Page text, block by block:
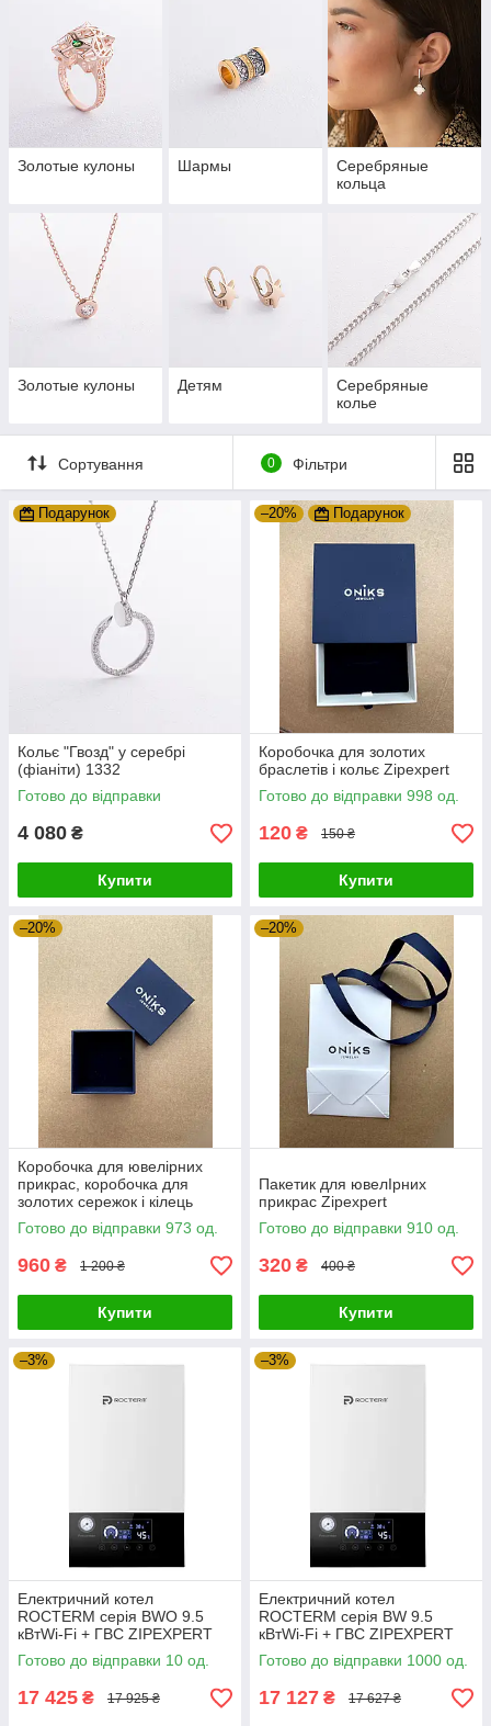
Золотые кулоны Шармы
Серебряные
кольца
Золотые кулоны Детям
Серебряные
колье
Сортування 0 Фільтри
Подарунок
Кольє "Гвозд" у серебрі
(фіаніти) 1332
Готово до відправки
4 080 ₴
Купити
–20% Подарунок
Коробочка для золотих
браслетів і кольє Zipexpert
Готово до відправки 998 од.
120 ₴ 150 ₴
Купити
–20%
Коробочка для ювелірних
прикрас, коробочка для
золотих сережок і кілець
Zipexpert
Готово до відправки 973 од.
960 ₴ 1 200 ₴
Купити
–20%
Пакетик для ювелIрних
прикрас Zipexpert
Готово до відправки 910 од.
320 ₴ 400 ₴
Купити
–3%
Електричний котел
ROCTERM серія BWO 9.5
кВтWi-Fi + ГВС ZIPEXPERT
Готово до відправки 10 од.
17 425 ₴ 17 925 ₴
–3%
Електричний котел
ROCTERM серія BW 9.5
кВтWi-Fi + ГВС ZIPEXPERT
Готово до відправки 1000 од.
17 127 ₴ 17 627 ₴